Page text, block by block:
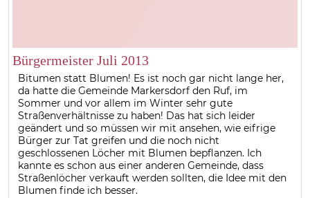
Bürgermeister Juli 2013
Bitumen statt Blumen! Es ist noch gar nicht lange her,
da hatte die Gemeinde Markersdorf den Ruf, im
Sommer und vor allem im Winter sehr gute
Straßenverhältnisse zu haben! Das hat sich leider
geändert und so müssen wir mit ansehen, wie eifrige
Bürger zur Tat greifen und die noch nicht
geschlossenen Löcher mit Blumen bepflanzen. Ich
kannte es schon aus einer anderen Gemeinde, dass
Straßenlöcher verkauft werden sollten, die Idee mit den
Blumen finde ich besser.